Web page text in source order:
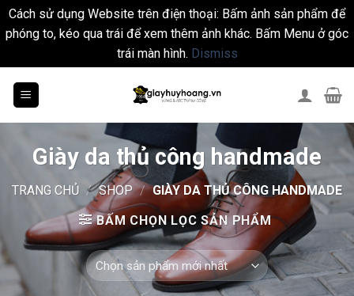
Cách sử dụng Website trên điện thoại: Bấm ảnh sản phẩm để
phóng to, kéo qua trái để xem thêm ảnh khác. Bấm Menu ở góc
trái màn hình. Dismiss
Giày da thủ công handmade
TRANG CHỦ / SHOP / GIÀY DA THỦ CÔNG HANDMADE
BẤM CHỌN LỌC SẢN PHẨM